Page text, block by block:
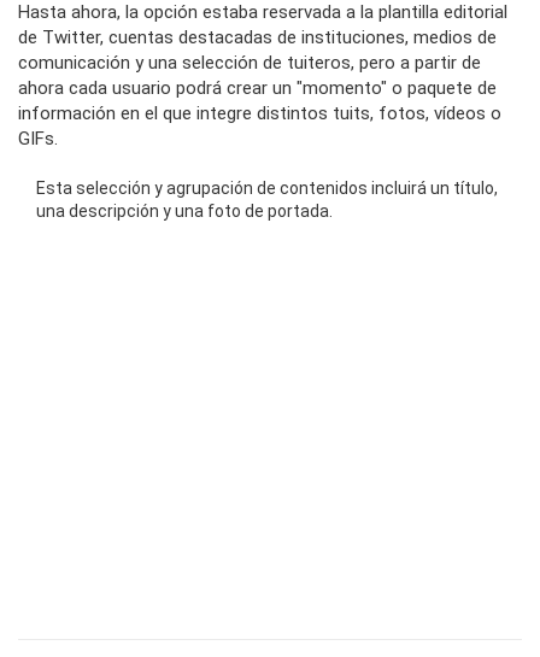
Hasta ahora, la opción estaba reservada a la plantilla editorial
de Twitter, cuentas destacadas de instituciones, medios de
comunicación y una selección de tuiteros, pero a partir de
ahora cada usuario podrá crear un "momento" o paquete de
información en el que integre distintos tuits, fotos, vídeos o
GIFs.
Esta selección y agrupación de contenidos incluirá un título,
una descripción y una foto de portada.